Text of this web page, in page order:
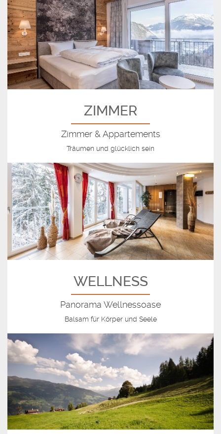
ZIMMER
Zimmer & Appartements
Träumen und glücklich sein
WELLNESS
Panorama Wellnessoase
Balsam für Körper und Seele